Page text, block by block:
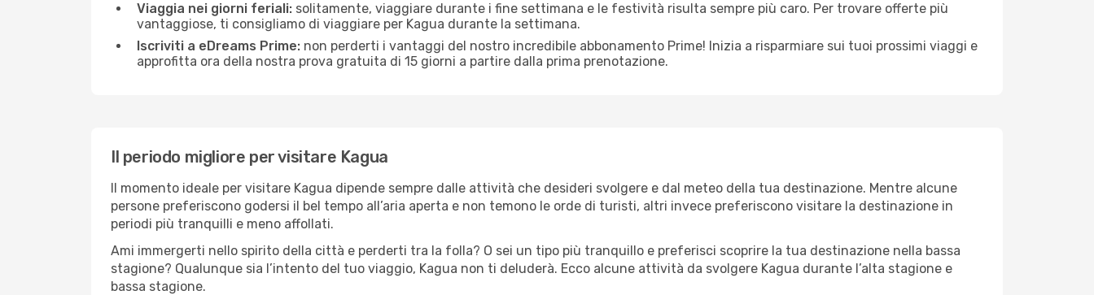
Viaggia nei giorni feriali: solitamente, viaggiare durante i fine settimana e le festività risulta sempre più caro. Per trovare offerte più
vantaggiose, ti consigliamo di viaggiare per Kagua durante la settimana.
Iscriviti a eDreams Prime: non perderti i vantaggi del nostro incredibile abbonamento Prime! Inizia a risparmiare sui tuoi prossimi viaggi e
approfitta ora della nostra prova gratuita di 15 giorni a partire dalla prima prenotazione.
Il periodo migliore per visitare Kagua
Il momento ideale per visitare Kagua dipende sempre dalle attività che desideri svolgere e dal meteo della tua destinazione. Mentre alcune
persone preferiscono godersi il bel tempo all’aria aperta e non temono le orde di turisti, altri invece preferiscono visitare la destinazione in
periodi più tranquilli e meno affollati.
Ami immergerti nello spirito della città e perderti tra la folla? O sei un tipo più tranquillo e preferisci scoprire la tua destinazione nella bassa
stagione? Qualunque sia l’intento del tuo viaggio, Kagua non ti deluderà. Ecco alcune attività da svolgere Kagua durante l’alta stagione e
bassa stagione.